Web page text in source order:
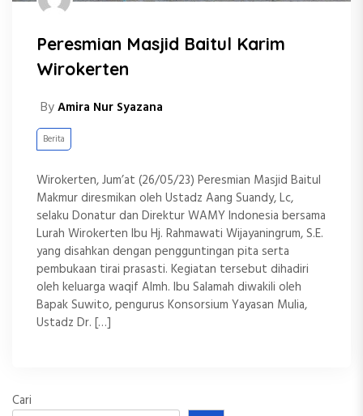
Peresmian Masjid Baitul Karim
Wirokerten
ByAmira Nur Syazana
Berita
Wirokerten, Jum’at (26/05/23) Peresmian Masjid Baitul
Makmur diresmikan oleh Ustadz Aang Suandy, Lc,
selaku Donatur dan Direktur WAMY Indonesia bersama
Lurah Wirokerten Ibu Hj. Rahmawati Wijayaningrum, S.E.
yang disahkan dengan pengguntingan pita serta
pembukaan tirai prasasti. Kegiatan tersebut dihadiri
oleh keluarga waqif Almh. Ibu Salamah diwakili oleh
Bapak Suwito, pengurus Konsorsium Yayasan Mulia,
Ustadz Dr. […]
Cari